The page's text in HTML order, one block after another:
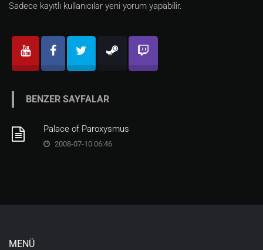
Sadece kayıtlı kullanıcılar yeni yorum yapabilir.
BENZER SAYFALAR
Palace of Paroxysmus
2008-07-10 06:46
MENÜ